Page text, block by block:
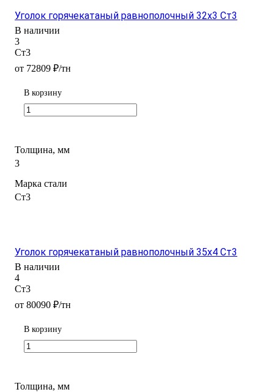
Уголок горячекатаный равнополочный 32x3 Ст3
В наличии
3
Ст3
от 72809 ₽/тн
В корзину
Толщина, мм
3
Марка стали
Ст3
Уголок горячекатаный равнополочный 35х4 Ст3
В наличии
4
Ст3
от 80090 ₽/тн
В корзину
Толщина, мм